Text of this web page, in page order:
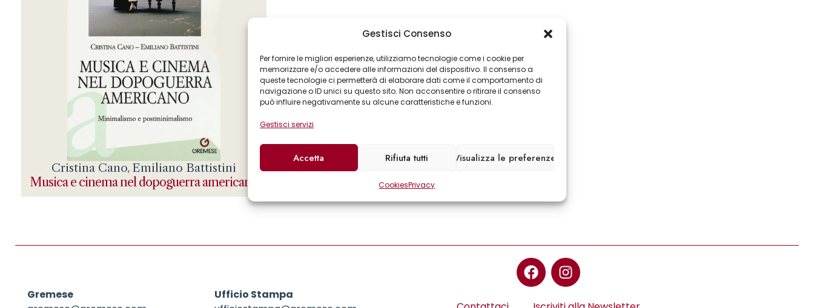
Gestisci Consenso
Per fornire le migliori esperienze, utilizziamo tecnologie come i cookie per
memorizzare e/o accedere alle informazioni del dispositivo. Il consenso a
queste tecnologie ci permetterà di elaborare dati come il comportamento di
navigazione o ID unici su questo sito. Non acconsentire o ritirare il consenso
può influire negativamente su alcune caratteristiche e funzioni.
Gestisci servizi
Accetta Rifiuta tutti Visualizza le preferenze
CookiesPrivacy
Cristina Cano, Emiliano Battistini
Musica e cinema nel dopoguerra americano
Gremese
Ufficio Stampa